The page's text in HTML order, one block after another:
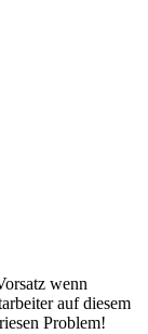
wenn
auf diesem
Problem!